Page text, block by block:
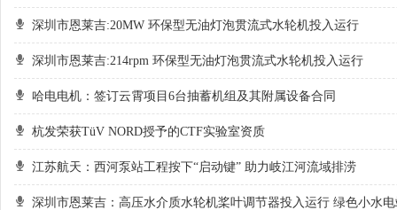
深圳市恩莱吉:20MW 环保型无油灯泡贯流式水轮机投入运行
深圳市恩莱吉:214rpm 环保型无油灯泡贯流式水轮机投入运行
哈电电机：签订云霄项目6台抽蓄机组及其附属设备合同
杭发荣获TüV NORD授予的CTF实验室资质
江苏航天：西河泵站工程按下“启动键” 助力岐江河流域排涝
深圳市恩莱吉：高压水介质水轮机桨叶调节器投入运行 绿色小水